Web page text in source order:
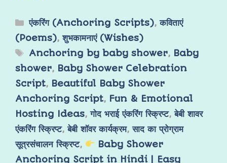
एंकरिंग (Anchoring Scripts),कविताएं
(Poems),शुभकामनाएं (Wishes)
Anchoring by baby shower, Baby
shower, Baby Shower Celebration
Script, Beautiful Baby Shower
Anchoring Script, Fun & Emotional
Hosting Ideas,गोद भराई एंकरिंग स्क्रिप्ट,बेबी शावर
एंकरिंग स्क्रिप्ट,बेबी शॉवर कार्यक्रम,साद का प्रोग्राम
सूत्रसंचालन स्क्रिप्ट,
Baby Shower
Anchoring Script in Hindi | Easy